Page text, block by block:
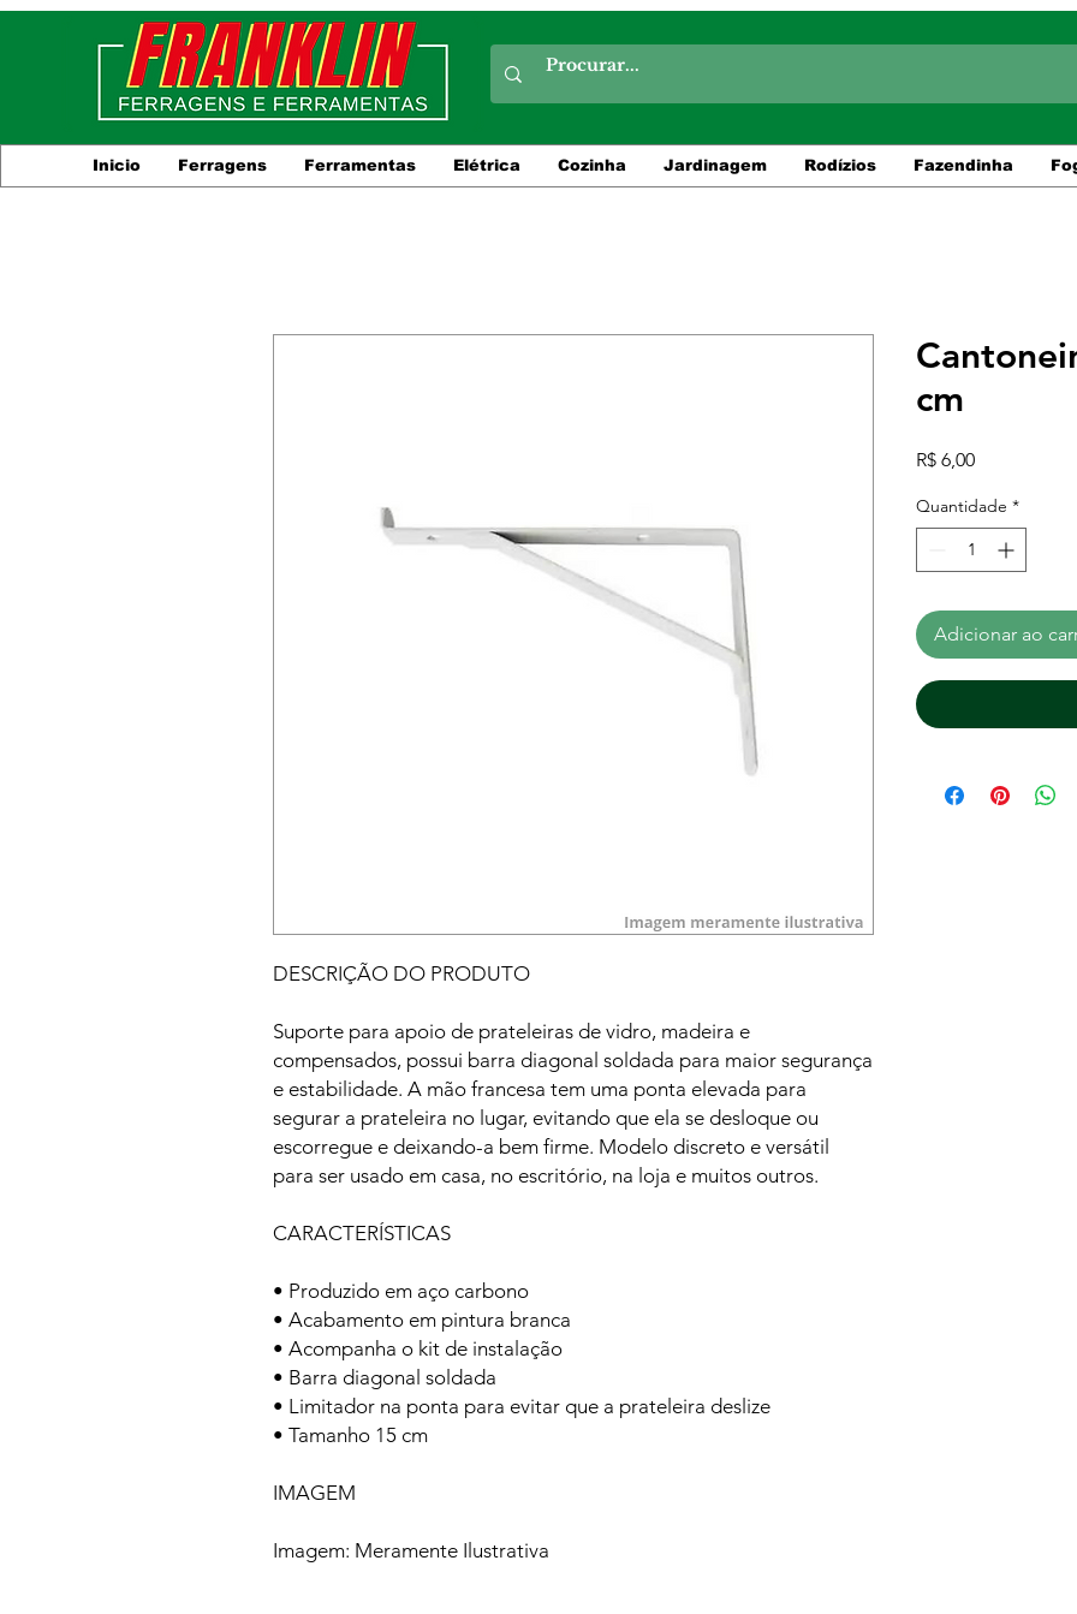
Inicio Ferragens Ferramentas Elétrica Cozinha Jardinagem Rodízios Fazendinha
DESCRIÇÃO DO PRODUTO
Suporte para apoio de prateleiras de vidro, madeira e
compensados, possui barra diagonal soldada para maior segurança
e estabilidade. A mão francesa tem uma ponta elevada para
segurar a prateleira no lugar, evitando que ela se desloque ou
escorregue e deixando-a bem firme. Modelo discreto e versátil
para ser usado em casa, no escritório, na loja e muitos outros.
CARACTERÍSTICAS
• Produzido em aço carbono
• Acabamento em pintura branca
• Acompanha o kit de instalação
• Barra diagonal soldada
• Limitador na ponta para evitar que a prateleira deslize
• Tamanho 15 cm
IMAGEM
Imagem: Meramente Ilustrativa
cm
R$ 6,00Preço
Quantidade *
Adicionar ao